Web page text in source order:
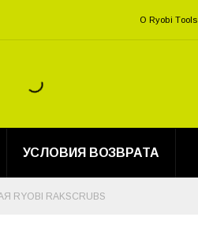
О Ryobi Tools
УСЛОВИЯ ВОЗВРАТА
RYOBI RAKSCRUBS